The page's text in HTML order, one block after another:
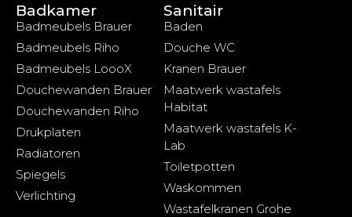
Badkamer
Badmeubels Brauer
Badmeubels Riho
Badmeubels LoooX
Douchewanden Brauer
Douchewanden Riho
Drukplaten
Radiatoren
Spiegels
Verlichting
Sanitair
Baden
Douche WC
Kranen Brauer
Maatwerk wastafels
Habitat
Maatwerk wastafels K-
Lab
Toiletpotten
Waskommen
Wastafelkranen Grohe